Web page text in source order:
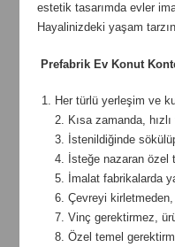
estetik tasarımda evler
Hayalinizdeki yaşam
Prefabrik Ev Konut
Her türlü yerleşim ve
2. Kısa zamanda,
3. İstenildiğinde
4. İsteğe nazaran özel
5. İmalat fabrikalarda
6. Çevreyi kirletmeden,
7. Vinç gerektirmez,
8. Özel temel